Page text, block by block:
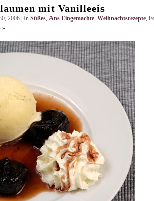
mit Vanilleeis
2006 | In Süßes, Ans Eingemachte, Weihnachtsrezepte,
»